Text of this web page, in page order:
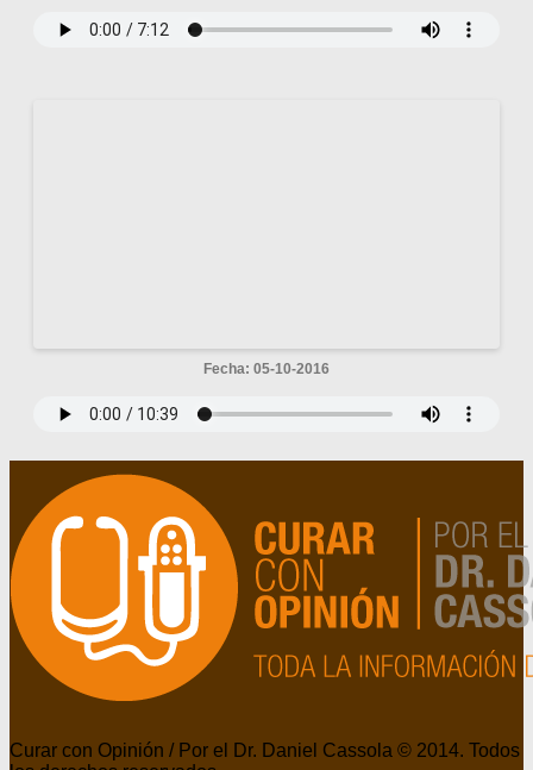
Fecha: 05-10-2016
Curar con Opinión / Por el Dr. Daniel Cassola © 2014. Todos